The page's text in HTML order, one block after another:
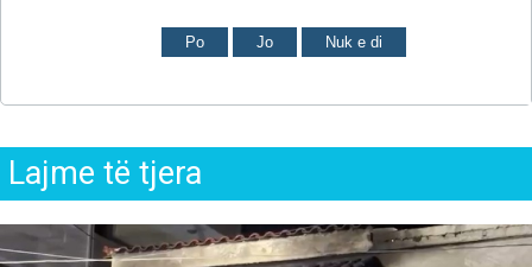
Po Jo Nuk e di
Lajme të tjera